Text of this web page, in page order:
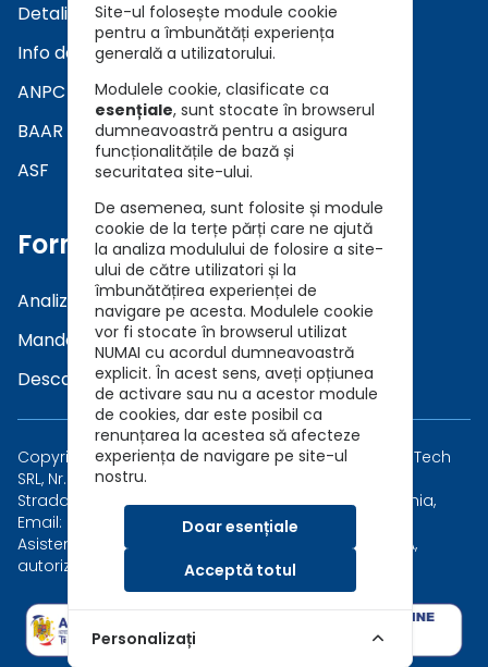
Detalii asiguratori
Info daune
ANPC
BAAR
ASF
Formulare
Analiza a Cerintelor (DNT)
Mandat in Brokeraj (GDPR)
Descarca Prezentare Broker
Copyright © 2026 Asigurari AutoKarma - Auto Vida Tech
SRL, Nr. Reg. Com.: J40/7173/2019, CUI: 41202015
Strada Măgirești 6, Sector 1, București 010926, România,
Email: asigurari@autokarma.ro
Asistent in brokeraj al Safety Broker de Asigurare SA,
autorizat de ASF, Număr Registru Brokeri RBK-293
Site-ul folosește module cookie
pentru a îmbunătăți experiența
generală a utilizatorului.
Modulele cookie, clasificate ca
esențiale, sunt stocate în browserul
dumneavoastră pentru a asigura
funcționalitățile de bază și
securitatea site-ului.
De asemenea, sunt folosite și module
cookie de la terțe părți care ne ajută
la analiza modulului de folosire a site-
ului de către utilizatori și la
îmbunătățirea experienței de
navigare pe acesta. Modulele cookie
vor fi stocate în browserul utilizat
NUMAI cu acordul dumneavoastră
explicit. În acest sens, aveți opțiunea
de activare sau nu a acestor module
de cookies, dar este posibil ca
renunțarea la acestea să afecteze
experiența de navigare pe site-ul
nostru.
Doar esențiale
Acceptă totul
Personalizați